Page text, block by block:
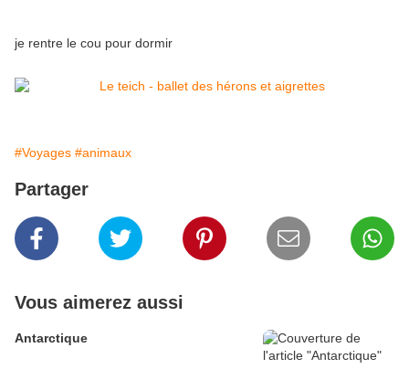
je rentre le cou pour dormir
#Voyages #animaux
Partager
Vous aimerez aussi
Antarctique